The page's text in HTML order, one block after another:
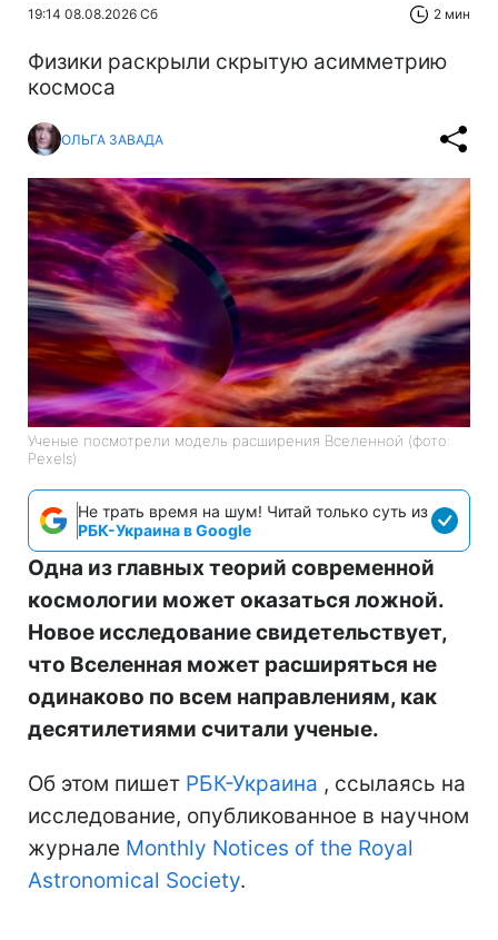
19:14 08.08.2026 Сб 2 мин
Физики раскрыли скрытую асимметрию
космоса
ОЛЬГА ЗАВАДА
Ученые посмотрели модель расширения Вселенной (фото:
Pexels)
Не трать время на шум! Читай только суть из
РБК-Украина в Google
Одна из главных теорий современной
космологии может оказаться ложной.
Новое исследование свидетельствует,
что Вселенная может расширяться не
одинаково по всем направлениям, как
десятилетиями считали ученые.
Об этом пишет РБК-Украина , ссылаясь на
исследование, опубликованное в научном
журнале Monthly Notices of the Royal
Astronomical Society.